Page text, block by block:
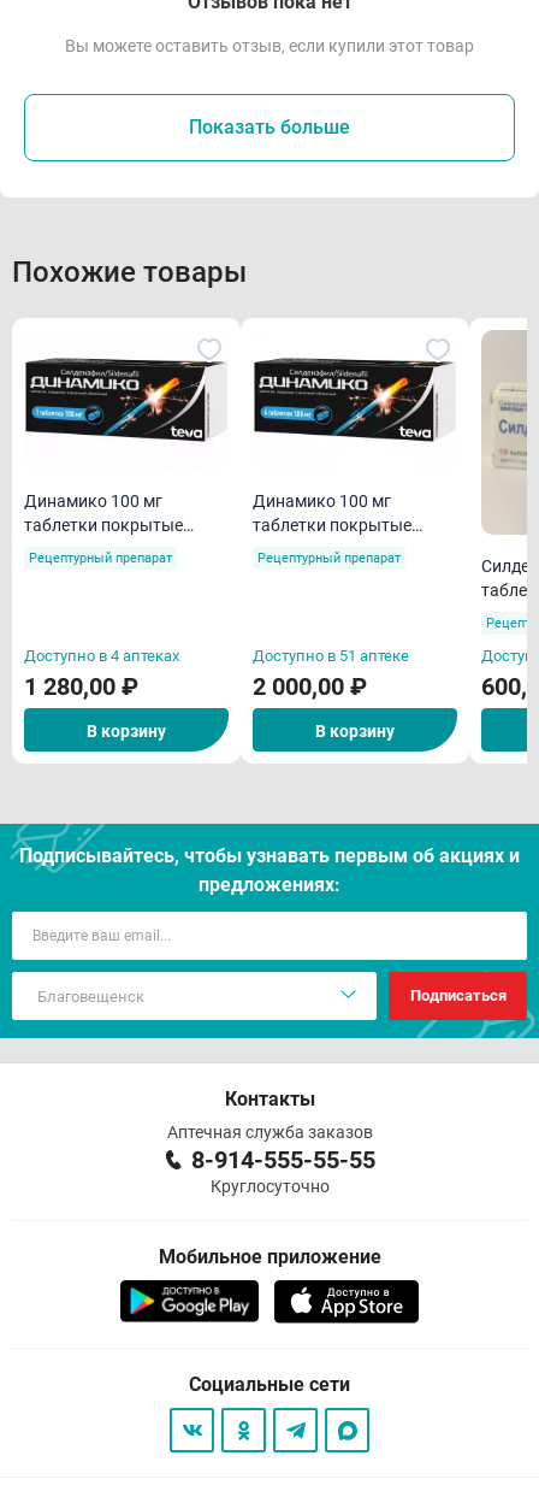
Вы можете оставить отзыв, если купили этот товар
Показать больше
Похожие товары
Динамико 100 мг
таблетки покрытые
пленочной оболочкой N1
Рецептурный препарат
Доступно в 4 аптеках
1 280,00 ₽
В корзину
Динамико 100 мг
таблетки покрытые
пленочной оболочкой N4
Рецептурный препарат
Доступно в 51 аптеке
2 000,00 ₽
В корзину
Подписывайтесь, чтобы узнавать первым об акцияx и
предложениях:
Подписаться
Контакты
Аптечная служба заказов
8-914-555-55-55
Круглосуточно
Мобильное приложение
Социальные сети